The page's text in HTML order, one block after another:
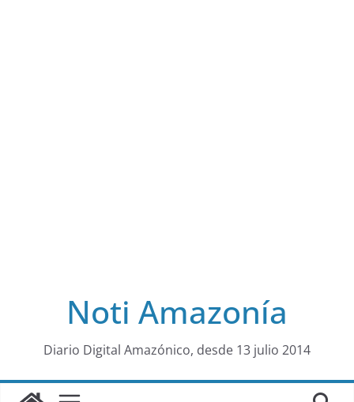
al
Noti Amazonía
Diario Digital Amazónico, desde 13 julio 2014